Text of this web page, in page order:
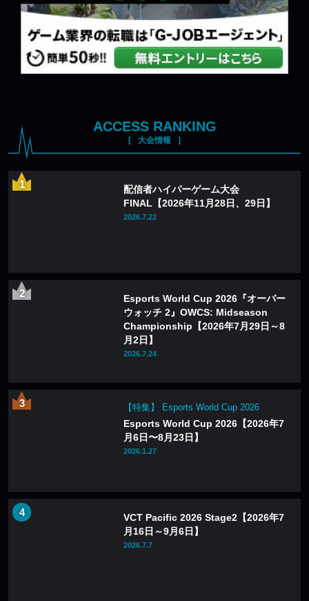
ACCESS RANKING
大会情報
配信者ハイパーゲーム大会
FINAL【2026年11月28日、29日】
2026.7.22
Esports World Cup 2026『オーバー
ウォッチ 2』OWCS: Midseason
Championship【2026年7月29日～8
月2日】
2026.7.24
【特集】 Esports World Cup 2026
Esports World Cup 2026【2026年7
月6日〜8月23日】
2026.1.27
VCT Pacific 2026 Stage2【2026年7
月16日～9月6日】
2026.7.7